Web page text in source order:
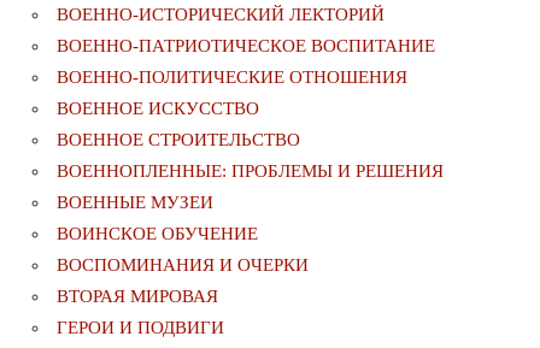
ВОЕННО-ИСТОРИЧЕСКИЙ ЛЕКТОРИЙ
ВОЕННО-ПАТРИОТИЧЕСКОЕ ВОСПИТАНИЕ
ВОЕННО-ПОЛИТИЧЕСКИE ОТНОШЕНИЯ
ВОЕННОЕ ИСКУССТВО
ВОЕННОЕ СТРОИТЕЛЬСТВО
ВОЕННОПЛЕННЫЕ: ПРОБЛЕМЫ И РЕШЕНИЯ
ВОЕННЫЕ МУЗЕИ
ВОИНСКОЕ ОБУЧЕНИЕ
ВОСПОМИНАНИЯ И ОЧЕРКИ
ВТОРАЯ МИРОВАЯ
ГЕРОИ И ПОДВИГИ